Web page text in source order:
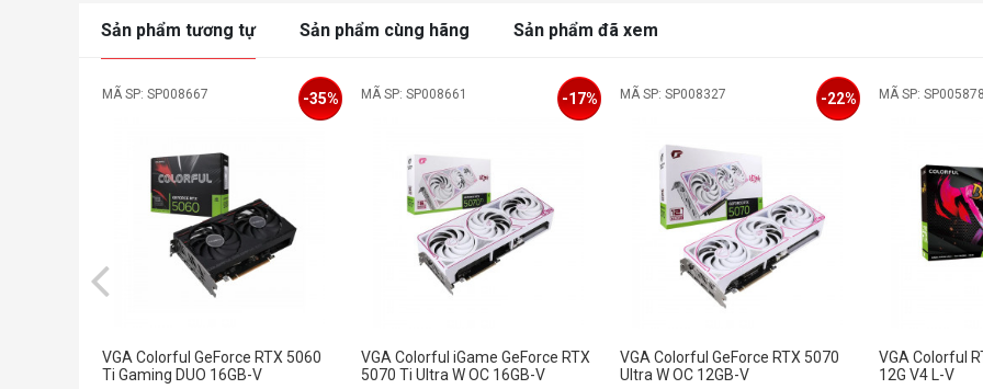
Sản phẩm tương tự Sản phẩm cùng hãng Sản phẩm đã xem
MÃ SP: SP008667
VGA Colorful GeForce RTX 5060
Ti Gaming DUO 16GB-V
-35% MÃ SP: SP008661
VGA Colorful iGame GeForce RTX
5070 Ti Ultra W OC 16GB-V
-17% MÃ SP: SP008327
VGA Colorful GeForce RTX 5070
Ultra W OC 12GB-V
-22% MÃ SP: SP005878
VGA Colorful
12G V4 L-V